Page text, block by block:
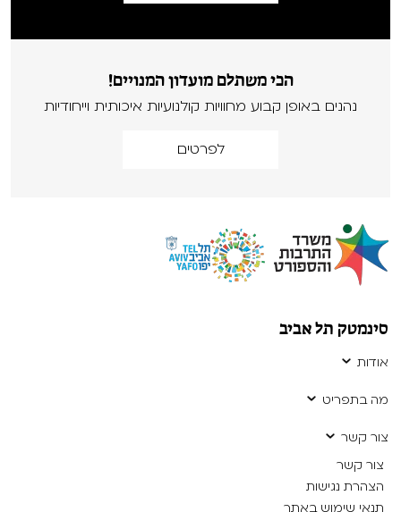
הכי משתלם מועדון המנויים!
נהנים באופן קבוע מחוויות קולנועיות איכותית וייחודיות
לפרטים
סינמטק תל אביב
אודות
מה בתפריט
צור קשר
צור קשר
הצהרת נגישות
תנאי שימוש באתר